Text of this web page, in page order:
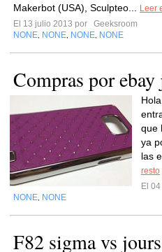
Makerbot (USA), Sculpteo...
Leer
El 13 julio 2013 por
Geeksroom
NONE NONE NONE NONE
Compras por
que
ya
las
resto
El
NONE NONE
F82 sigma vs